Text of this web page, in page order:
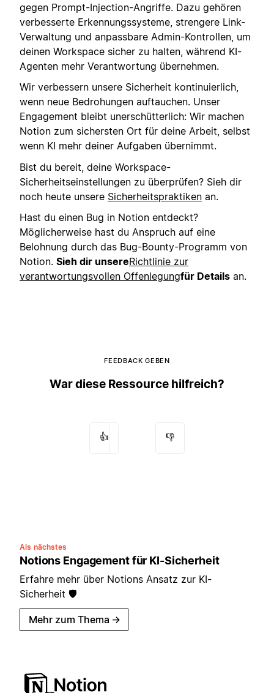
gegen Prompt-Injection-Angriffe. Dazu gehören
verbesserte Erkennungssysteme, strengere Link-
Verwaltung und anpassbare Admin-Kontrollen, um
deinen Workspace sicher zu halten, während KI-
Agenten mehr Verantwortung übernehmen.
Wir verbessern unsere Sicherheit kontinuierlich,
wenn neue Bedrohungen auftauchen. Unser
Engagement bleibt unerschütterlich: Wir machen
Notion zum sichersten Ort für deine Arbeit, selbst
wenn KI mehr deiner Aufgaben übernimmt.
Bist du bereit, deine Workspace-
Sicherheitseinstellungen zu überprüfen? Sieh dir
noch heute unsere Sicherheitspraktiken an.
Hast du einen Bug in Notion entdeckt?
Möglicherweise hast du Anspruch auf eine
Belohnung durch das Bug-Bounty-Programm von
Notion. Sieh dir unsereRichtlinie zur
verantwortungsvollen Offenlegungfür Details an.
FEEDBACK GEBEN
War diese Ressource hilfreich?
👍 👎
Als nächstes
Notions Engagement für KI-Sicherheit
Erfahre mehr über Notions Ansatz zur KI-
Sicherheit 🛡️
Mehr zum Thema →